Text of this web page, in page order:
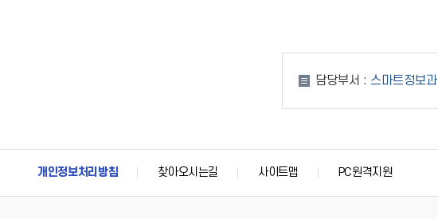
담당부서 : 스마트정보과
개인정보처리방침 찾아오시는길 사이트맵 PC원격지원